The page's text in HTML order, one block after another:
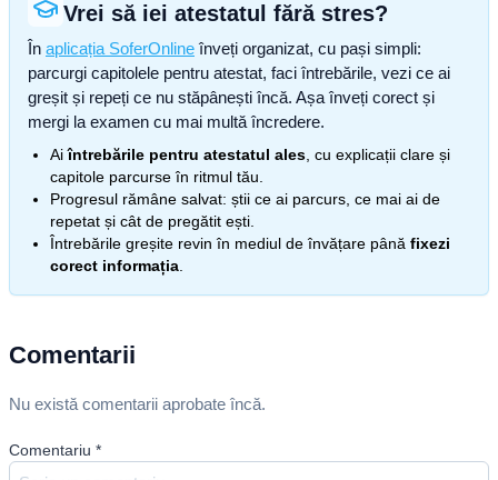
Vrei să iei atestatul fără stres?
În aplicația SoferOnline înveți organizat, cu pași simpli:
parcurgi capitolele pentru atestat, faci întrebările, vezi ce ai
greșit și repeți ce nu stăpânești încă. Așa înveți corect și
mergi la examen cu mai multă încredere.
Aiîntrebările pentru atestatul ales , cu explicații clare și
capitole parcurse în ritmul tău.
Progresul rămâne salvat: știi ce ai parcurs, ce mai ai de
repetat și cât de pregătit ești.
Întrebările greșite revin în mediul de învățare până fixezi
corect informația
Comentarii
Nu există comentarii aprobate încă.
Comentariu *